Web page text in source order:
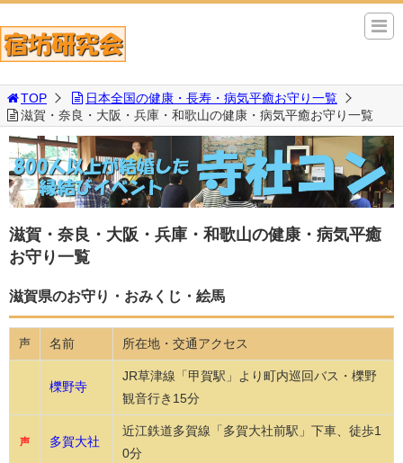
TOP
日本全国の健康・長寿・病気平癒お守り一覧
滋賀・奈良・大阪・兵庫・和歌山の健康・病気平癒お守り一覧
滋賀・奈良・大阪・兵庫・和歌山の健康・病気平癒
お守り一覧
滋賀県のお守り・おみくじ・絵馬
声 名前 所在地・交通アクセス
櫟野寺
JR草津線「甲賀駅」より町内巡回バス・櫟野
観音行き15分
声 多賀大社
近江鉄道多賀線「多賀大社前駅」下車、徒歩1
0分